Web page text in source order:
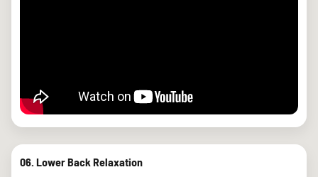
06. Lower Back Relaxation